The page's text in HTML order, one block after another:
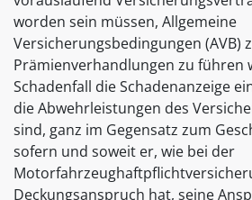
worden sein müssen, Allgemeine
Versicherungsbedingungen (AVB)
Prämienverhandlungen zu führen
Schadenfall die Schadenanzeige
die Abwehrleistungen des
sind, ganz im Gegensatz zum
sofern und soweit er, wie bei der
Deckungsanspruch hat, seine